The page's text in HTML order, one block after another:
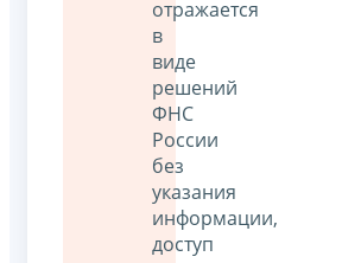
отражается
в
виде
решений
ФНС
России
без
указания
информации,
доступ